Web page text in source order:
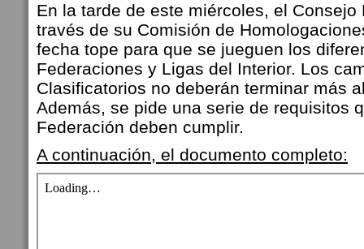
En la tarde de este miércoles, el Consejo
través de su Comisión de
fecha tope para que se jueguen los
Federaciones y Ligas del Interior. Los
Clasificatorios no deberán terminar más
Además, se pide una serie de requisitos
Federación deben cumplir.
A continuación, el documento completo: